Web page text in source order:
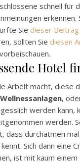
schnell für
Sie dieser Beitrag
sollten Sie diesen
vorbeischauen.
Hotel
Arbeit macht, diese
Wellnessanlagen,
werden
werden.
dass durchatmen
Sich dann eine
ist mit kaum